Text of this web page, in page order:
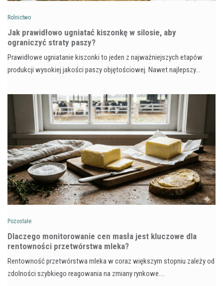
Rolnictwo
Jak prawidłowo ugniatać kiszonkę w silosie, aby
ograniczyć straty paszy?
Prawidłowe ugniatanie kiszonki to jeden z najważniejszych etapów
produkcji wysokiej jakości paszy objętościowej. Nawet najlepszy…
Pozostałe
Dlaczego monitorowanie cen masła jest kluczowe dla
rentowności przetwórstwa mleka?
Rentowność przetwórstwa mleka w coraz większym stopniu zależy od
zdolności szybkiego reagowania na zmiany rynkowe.…